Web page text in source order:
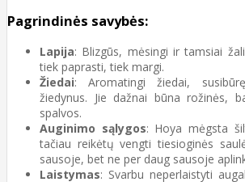
Pagrindinės savybės:
Lapija: Blizgūs, mėsingi ir tamsiai
tiek paprasti, tiek margi.
Žiedai: Aromatingi žiedai,
žiedynus. Jie dažnai būna rožinės,
spalvos.
Auginimo sąlygos: Hoya mėgsta
tačiau reikėtų vengti tiesioginės
sausoje, bet ne per daug sausoje
Laistymas: Svarbu neperlaistyti